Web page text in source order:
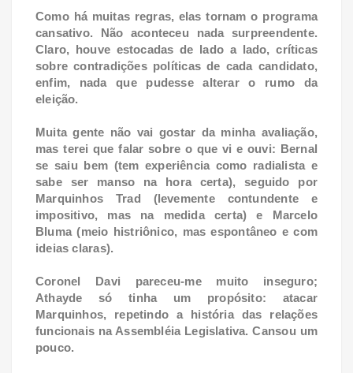
Como há muitas regras, elas tornam o programa
cansativo. Não aconteceu nada surpreendente.
Claro, houve estocadas de lado a lado, críticas
sobre contradições políticas de cada candidato,
enfim, nada que pudesse alterar o rumo da
eleição.
Muita gente não vai gostar da minha avaliação,
mas terei que falar sobre o que vi e ouvi: Bernal
se saiu bem (tem experiência como radialista e
sabe ser manso na hora certa), seguido por
Marquinhos Trad (levemente contundente e
impositivo, mas na medida certa) e Marcelo
Bluma (meio histriônico, mas espontâneo e com
ideias claras).
Coronel Davi pareceu-me muito inseguro;
Athayde só tinha um propósito: atacar
Marquinhos, repetindo a história das relações
funcionais na Assembléia Legislativa. Cansou um
pouco.